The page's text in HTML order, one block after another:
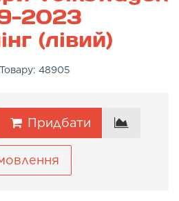
2023
(лівий)
48905
Придбати